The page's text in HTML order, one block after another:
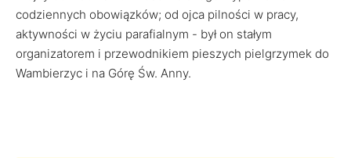
codziennych obowiązków; od ojca pilności w pracy,
aktywności w życiu parafialnym - był on stałym
organizatorem i przewodnikiem pieszych pielgrzymek do
Wambierzyc i na Górę Św. Anny.